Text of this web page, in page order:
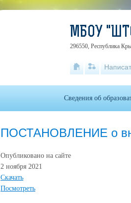
ПОСТАНОВЛЕНИЕ о
Опубликовано на сайте
2 ноября 2021
Скачать
Посмотреть
МБОУ
296550, Республика
Сведения об